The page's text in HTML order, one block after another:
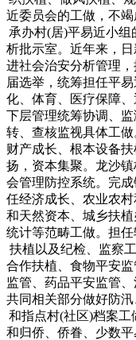
近委员会的工做，不
承办村(居)平易近小
析批示室。近年来，
进社会治安分析管理
届选举，统筹担任平
化、体育、医疗保障
下层管理统筹协调、
转、查核监视具体工
财产成长、根本设备
扬，资本集聚。龙沙
会管理防控系统。完
任经济成长、农业农
和天然资本、城乡扶
统计等范畴工做。担
扶植以及纪检、监察
合作扶植、食物平安
监管、药品平安监管
共同相关部分做好防
和指点村(社区)档案工
和归侨、侨眷、少数